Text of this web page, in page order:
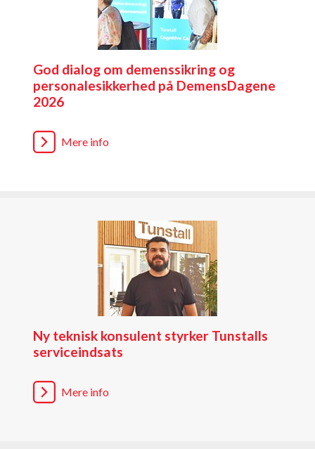
God dialog om demenssikring og
personalesikkerhed på DemensDagene
2026
Mere info
Ny teknisk konsulent styrker Tunstalls
serviceindsats
Mere info